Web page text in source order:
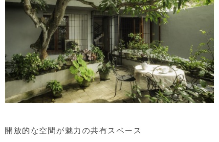
開放的な空間が魅力の共有スペース